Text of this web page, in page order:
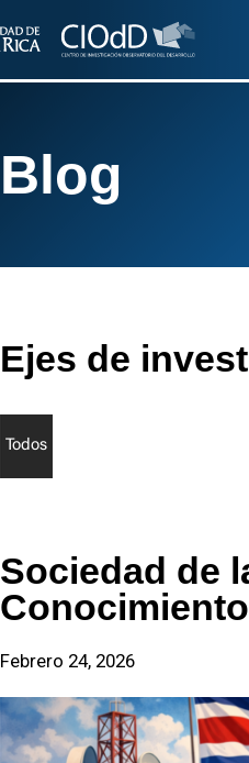
Blog
Ejes de
Todos
Sociedad de
Conocimiento
Febrero 24, 2026